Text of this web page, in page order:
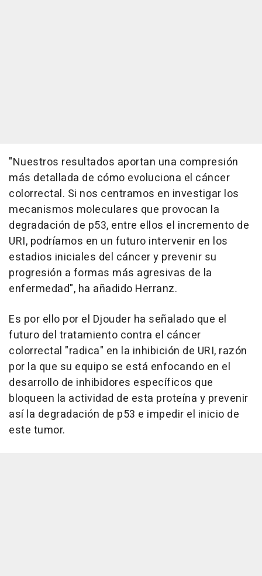
"Nuestros resultados aportan una compresión
más detallada de cómo evoluciona el cáncer
colorrectal. Si nos centramos en investigar los
mecanismos moleculares que provocan la
degradación de p53, entre ellos el incremento de
URI, podríamos en un futuro intervenir en los
estadios iniciales del cáncer y prevenir su
progresión a formas más agresivas de la
enfermedad", ha añadido Herranz.
Es por ello por el Djouder ha señalado que el
futuro del tratamiento contra el cáncer
colorrectal "radica" en la inhibición de URI, razón
por la que su equipo se está enfocando en el
desarrollo de inhibidores específicos que
bloqueen la actividad de esta proteína y prevenir
así la degradación de p53 e impedir el inicio de
este tumor.